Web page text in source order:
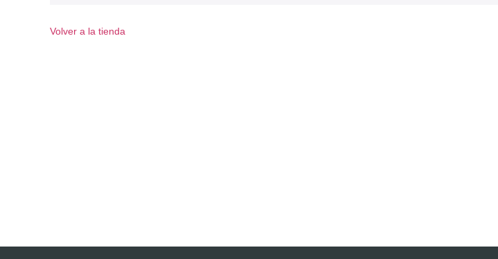
Volver a la tienda